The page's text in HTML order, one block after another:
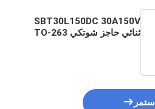
SBT30L150DC 30A150V
ثنائي حاجز شوتكي TO-263
استمر